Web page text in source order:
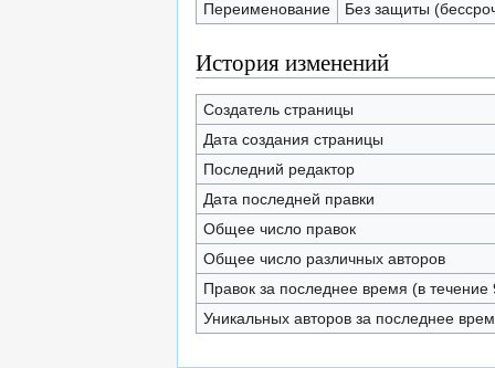
Переименование
Без защиты
История изменений
Создатель страницы
Дата создания страницы
Последний редактор
Дата последней правки
Общее число правок
Общее число различных авторов
Правок за последнее время (в течение
Уникальных авторов за последнее